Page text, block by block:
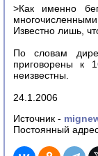
>Как именно
Известно лишь,
По словам
приговорены к
неизвестны.
24.1.2006
Источник -
Постоянный